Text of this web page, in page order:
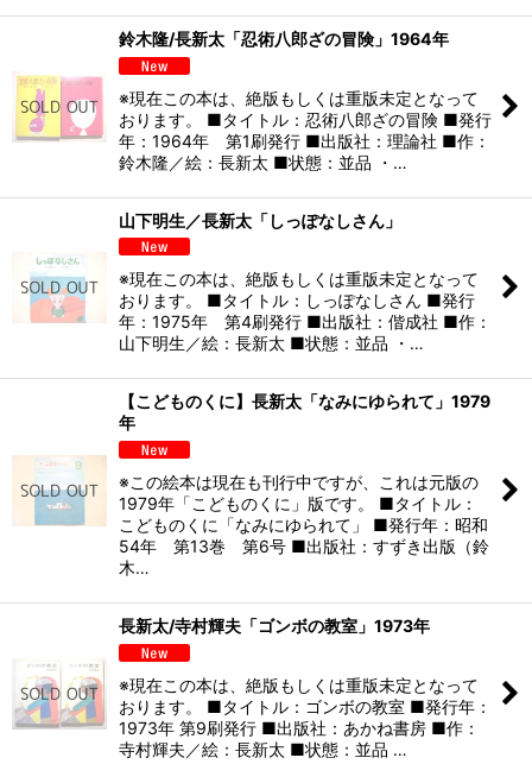
鈴木隆/長新太「忍術八郎ざの冒険」1964年
※現在この本は、絶版もしくは重版未定となって
おります。 ■タイトル：忍術八郎ざの冒険 ■発行
年：1964年 第1刷発行 ■出版社：理論社 ■作：
鈴木隆／絵：長新太 ■状態：並品 ・…
山下明生／長新太「しっぽなしさん」
※現在この本は、絶版もしくは重版未定となって
おります。 ■タイトル：しっぽなしさん ■発行
年：1975年 第4刷発行 ■出版社：偕成社 ■作：
山下明生／絵：長新太 ■状態：並品 ・…
【こどものくに】長新太「なみにゆられて」1979
年
※この絵本は現在も刊行中ですが、これは元版の
1979年「こどものくに」版です。 ■タイトル：
こどものくに「なみにゆられて」 ■発行年：昭和
54年 第13巻 第6号 ■出版社：すずき出版（鈴
木…
長新太/寺村輝夫「ゴンボの教室」1973年
※現在この本は、絶版もしくは重版未定となって
おります。 ■タイトル：ゴンボの教室 ■発行年：
1973年 第9刷発行 ■出版社：あかね書房 ■作：
寺村輝夫／絵：長新太 ■状態：並品 …